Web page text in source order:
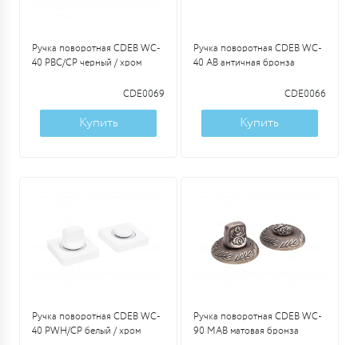
Ручка поворотная CDEB WC-
40 PBC/CP черный / хром
CDE0069
Купить
Ручка поворотная CDEB WC-
40 AB античная бронза
CDE0066
Купить
Ручка поворотная CDEB WC-
40 PWH/CP белый / хром
Ручка поворотная CDEB WC-
90 MAB матовая бронза